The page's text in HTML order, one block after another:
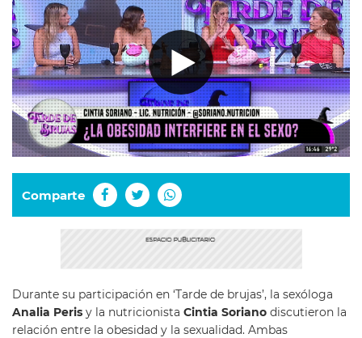
Comparte
Durante su participación en ‘Tarde de brujas’, la sexóloga
Analia Peris y la nutricionista Cintia Soriano discutieron la
relación entre la obesidad y la sexualidad. Ambas